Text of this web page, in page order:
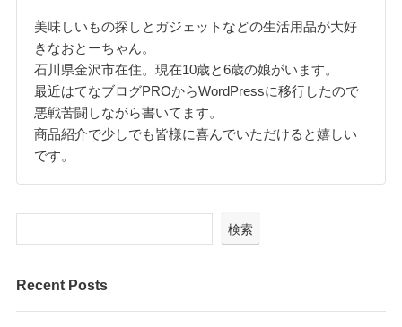
美味しいもの探しとガジェットなどの生活用品が大好
きなおとーちゃん。
石川県金沢市在住。現在10歳と6歳の娘がいます。
最近はてなブログPROからWordPressに移行したので
悪戦苦闘しながら書いてます。
商品紹介で少しでも皆様に喜んでいただけると嬉しい
です。
検索
Recent Posts